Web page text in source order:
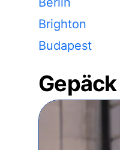
Brighton
Budapest